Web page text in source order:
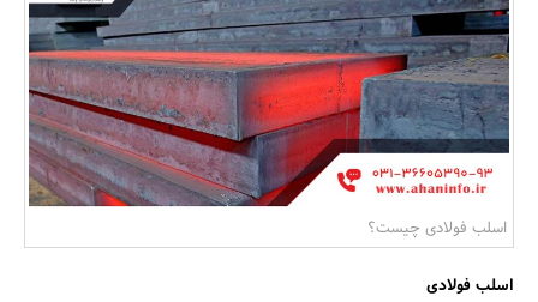
بانک، بیمه و سرمایه
مسکن و ساختمان
اسلب فولادی چیست؟
اسلب فولادی